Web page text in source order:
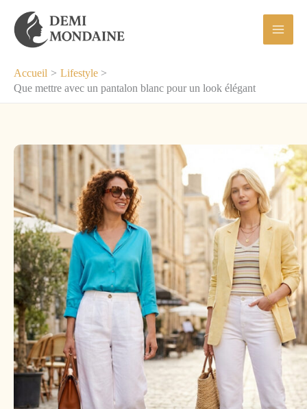
contenu
Accueil
Lifestyle
Que mettre avec un pantalon blanc pour un look élégant